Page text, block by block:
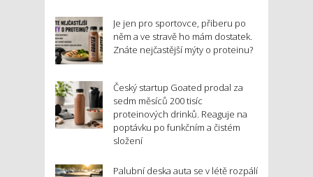
Je jen pro sportovce, přiberu po
něm a ve stravě ho mám dostatek.
Znáte nejčastější mýty o proteinu?
Český startup Goated prodal za
sedm měsíců 200 tisíc
proteinových drinků. Reaguje na
poptávku po funkčním a čistém
složení
Palubní deska auta se v létě rozpálí